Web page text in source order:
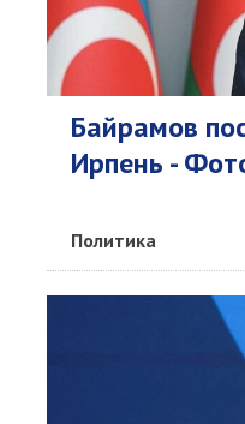
Байрамов
Ирпень -
Политика